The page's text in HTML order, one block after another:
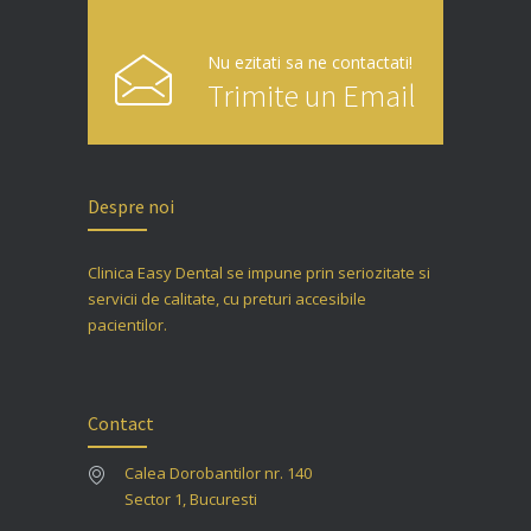
Nu ezitati sa ne contactati!
Trimite un Email
Despre noi
Clinica Easy Dental se impune prin seriozitate si
servicii de calitate, cu preturi accesibile
pacientilor.
Contact
Calea Dorobantilor nr. 140
Sector 1, Bucuresti